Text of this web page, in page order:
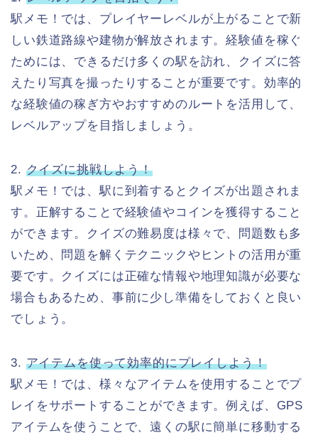
駅メモ！では、プレイヤーレベルが上がることで新
しい鉄道路線や建物が解放されます。経験値を稼ぐ
ためには、できるだけ多くの駅を訪れ、クイズに答
えたり写真を撮ったりすることが重要です。効率的
な経験値の稼ぎ方やおすすめのルートを活用して、
レベルアップを目指しましょう。
2. クイズに挑戦しよう！
駅メモ！では、駅に到着するとクイズが出題されま
す。正解することで経験値やコインを獲得すること
ができます。クイズの難易度は様々で、問題数も多
いため、問題を解くテクニックやヒントの活用が重
要です。クイズには正確な情報や地理知識が必要な
場合もあるため、事前に少し準備をしておくと良い
でしょう。
3. アイテムを使って効率的にプレイしよう！
駅メモ！では、様々なアイテムを使用することでプ
レイをサポートすることができます。例えば、GPS
アイテムを使うことで、遠くの駅に簡単に移動する